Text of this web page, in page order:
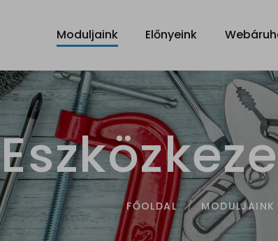
Moduljaink Előnyeink
FŐOLDAL MODULJAINK